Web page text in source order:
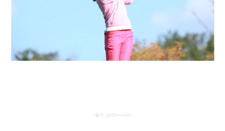
출처 : golfzon.com>